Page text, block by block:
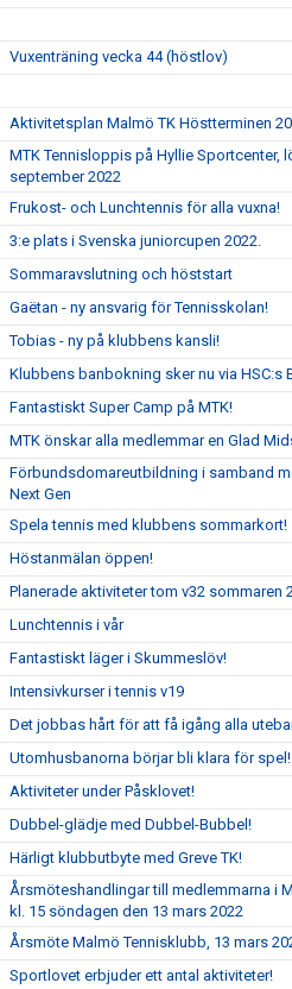
Vuxenträning vecka 44 (höstlov)
Aktivitetsplan Malmö TK Höstterminen
MTK Tennisloppis på Hyllie Sportcenter,
september 2022
Frukost- och Lunchtennis för alla vuxna!
3:e plats i Svenska juniorcupen 2022.
Sommaravslutning och höststart
Gaëtan - ny ansvarig för Tennisskolan!
Tobias - ny på klubbens kansli!
Klubbens banbokning sker nu via HSC:s
Fantastiskt Super Camp på MTK!
MTK önskar alla medlemmar en Glad
Förbundsdomareutbildning i samband
Next Gen
Spela tennis med klubbens sommarkort!
Höstanmälan öppen!
Planerade aktiviteter tom v32 sommaren
Lunchtennis i vår
Fantastiskt läger i Skummeslöv!
Intensivkurser i tennis v19
Det jobbas hårt för att få igång alla
Utomhusbanorna börjar bli klara för spel!
Aktiviteter under Påsklovet!
Dubbel-glädje med Dubbel-Bubbel!
Härligt klubbutbyte med Greve TK!
Årsmöteshandlingar till medlemmarna i
kl. 15 söndagen den 13 mars 2022
Årsmöte Malmö Tennisklubb, 13 mars
Sportlovet erbjuder ett antal aktiviteter!